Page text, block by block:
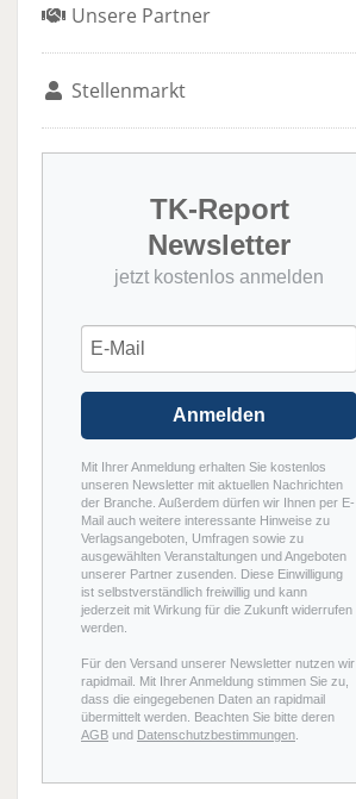
Unsere Partner
Stellenmarkt
TK-Report
Newsletter
jetzt kostenlos anmelden
Anmelden
Mit Ihrer Anmeldung erhalten Sie kostenlos
unseren Newsletter mit aktuellen Nachrichten
der Branche. Außerdem dürfen wir Ihnen per E-
Mail auch weitere interessante Hinweise zu
Verlagsangeboten, Umfragen sowie zu
ausgewählten Veranstaltungen und Angeboten
unserer Partner zusenden. Diese Einwilligung
ist selbstverständlich freiwillig und kann
jederzeit mit Wirkung für die Zukunft widerrufen
werden.
Für den Versand unserer Newsletter nutzen wir
rapidmail. Mit Ihrer Anmeldung stimmen Sie zu,
dass die eingegebenen Daten an rapidmail
übermittelt werden. Beachten Sie bitte deren
AGB und Datenschutzbestimmungen